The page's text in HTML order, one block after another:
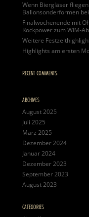
Wenn Biergläser
Ballonsonderformen
Finalwochenende mit
Rockpower zum WIM-
Weitere
Highlights am ersten
RECENT COMMENTS
ARCHIVES
August 2025
Juli 2025
März 2025
Dezember 2024
Januar 2024
Dezember 2023
September 2023
August 2023
CATEGORIES